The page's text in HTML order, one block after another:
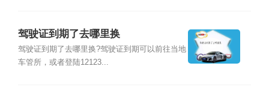
驾驶证到期了去哪里换
驾驶证到期了去哪里换?驾驶证到期可以前往当地
车管所，或者登陆12123...